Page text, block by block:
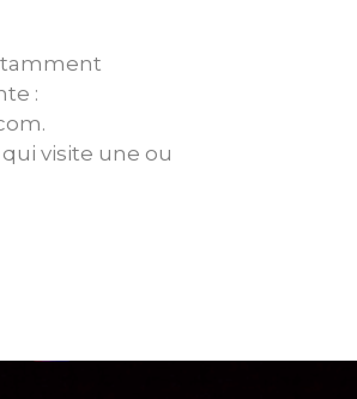
:
visite une ou